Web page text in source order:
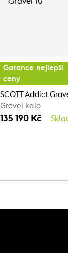
Garance nejlepší
ceny
SCOTT Addict
Gravel kolo
135 190 Kč